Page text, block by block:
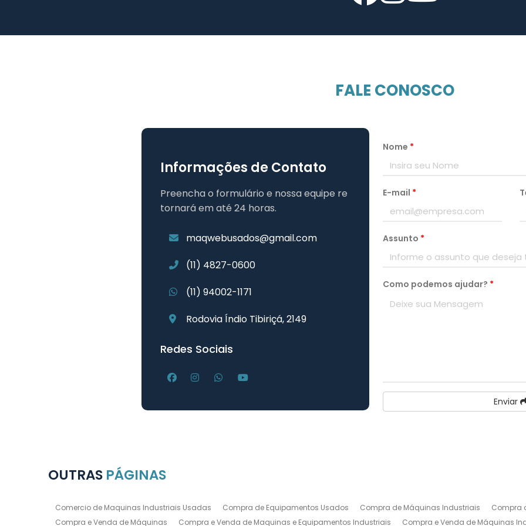
FALE CONOSCO
Informações de Contato
Preencha o formulário e nossa equipe re
tornará em até 24 horas.
maqwebusados@gmail.com
(11) 4827-0600
(11) 94002-1171
Rodovia Índio Tibiriçá, 2149
Redes Sociais
Nome *
E-mail *
Assunto *
Como podemos ajudar? *
Enviar
OUTRAS PÁGINAS
Comercio de Maquinas Industriais Usadas Compra de Equipamentos Usados Compra de Máquinas Industriais
Compra
Compra e Venda de Máquinas
Compra e Venda de Maquinas e Equipamentos Industriais Compra e Venda de Máquinas